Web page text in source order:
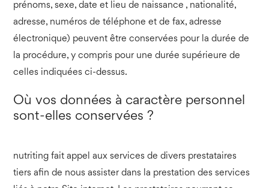
prénoms, sexe, date et lieu de naissance , nationalité,
adresse, numéros de téléphone et de fax, adresse
électronique) peuvent être conservées pour la durée de
la procédure, y compris pour une durée supérieure de
celles indiquées ci-dessus.
Où vos données à caractère personnel
sont-elles conservées ?
nutriting fait appel aux services de divers prestataires
tiers afin de nous assister dans la prestation des services